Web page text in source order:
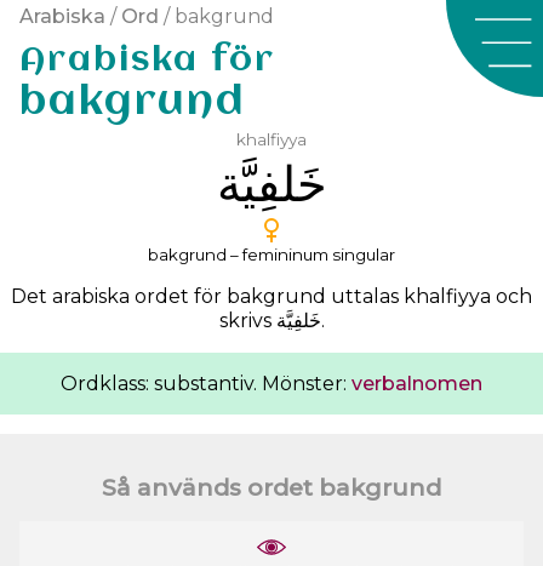
Arabiska / Ord / bakgrund
Arabiska för
bakgrund
khalfiyya
ﺧَﻠﻔِﻴَّﺔ
bakgrund – femininum singular
Det arabiska ordet för bakgrund uttalas khalfiyya och
skrivs ﺧَﻠﻔِﻴَّﺔ.
Ordklass: substantiv. Mönster: verbalnomen
Så används ordet bakgrund